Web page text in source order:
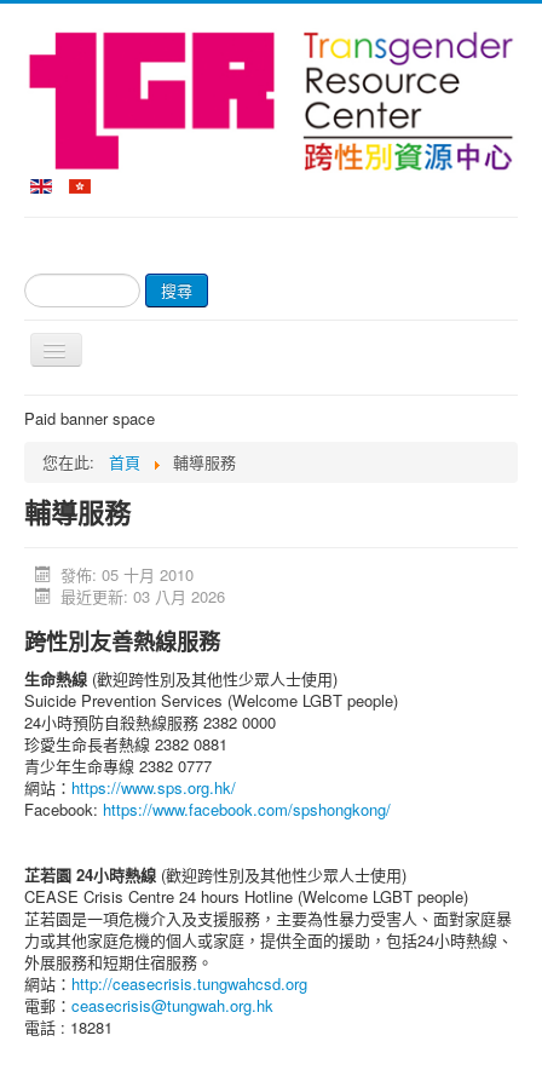
搜
尋...
搜尋
切
覽
首頁
關於我們
輔導服務
活動消息
媒體庫
台灣專區
中國大陸專區
「跨樂園」交友平台
捐助單位
Paid banner space
您在此:
首頁 輔導服務
輔導服務
發佈: 05 十月 2010
最近更新: 03 八月 2026
跨性別友善熱線服務
生命熱線 (歡迎跨性別及其他性少眾人士使用)
Suicide Prevention Services (Welcome LGBT people)
24小時預防自殺熱線服務 2382 0000
珍愛生命長者熱線 2382 0881
青少年生命專線 2382 0777
網站： https://www.sps.org.hk/
Facebook: https://www.facebook.com/spshongkong/
芷若園 24小時熱線 (歡迎跨性別及其他性少眾人士使用)
CEASE Crisis Centre 24 hours Hotline (Welcome LGBT people)
芷若園是一項危機介入及支援服務，主要為性暴力受害人、面對家庭暴
力或其他家庭危機的個人或家庭，提供全面的援助，包括24小時熱線、
外展服務和短期住宿服務。
網站： http://ceasecrisis.tungwahcsd.org
電郵： ceasecrisis@tungwah.org.hk
電話 : 18281